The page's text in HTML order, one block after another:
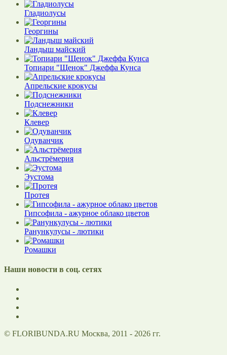
Гладиолусы
Георгины
Ландыш майский
Топиари "Щенок" Джеффа Кунса
Апрельские крокусы
Подснежники
Клевер
Одуванчик
Альстрёмерия
Эустома
Протея
Гипсофила - ажурное облако цветов
Ранункулусы - лютики
Ромашки
Наши новости в соц. сетях
© FLORIBUNDA.RU Москва, 2011 - 2026 гг.